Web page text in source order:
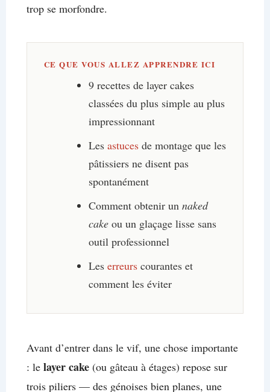
trop se morfondre.
CE QUE VOUS ALLEZ APPRENDRE ICI
9 recettes de layer cakes
classées du plus simple au plus
impressionnant
Les astucesde montage que les
pâtissiers ne disent pas
spontanément
Comment obtenir un naked
cakeou un glaçage lisse sans
outil professionnel
Les erreurscourantes et
comment les éviter
Avant d’entrer dans le vif, une chose importante
: le layer cake(ou gâteau à étages) repose sur
trois piliers — des génoises bien planes, une